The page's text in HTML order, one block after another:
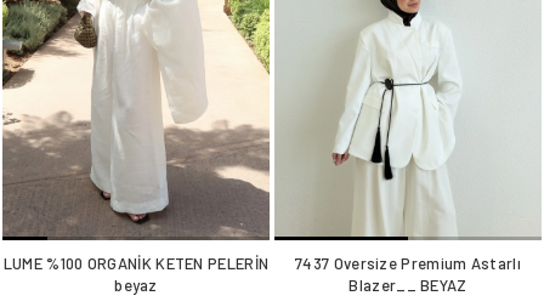
LUME %100 ORGANİK KETEN PELERİN
beyaz
7437 Oversize Premium Astarlı
Blazer__ BEYAZ